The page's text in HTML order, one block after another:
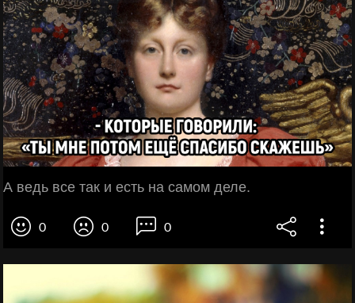
А ведь все так и есть на самом деле.
0 0 0